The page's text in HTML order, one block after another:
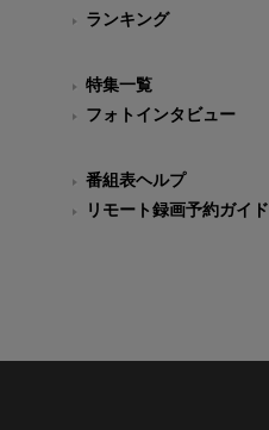
ランキング
特集一覧
フォトインタビュー
番組表ヘルプ
リモート録画予約ガイド